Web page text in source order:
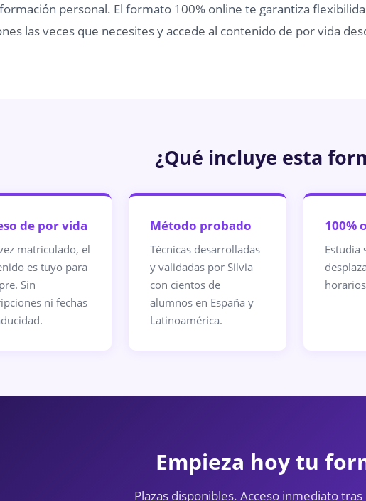
personal. El formato 100% online te garantiza
las veces que necesites y accede al contenido de por vida
¿Qué incluye esta
de por vida
matriculado, el
es tuyo para
Sin
ni fechas
Método probado
Técnicas desarrolladas
y validadas por Silvia
con cientos de
alumnos en España y
Latinoamérica.
100%
Estudia
Empieza hoy tu
Plazas disponibles. Acceso inmediato